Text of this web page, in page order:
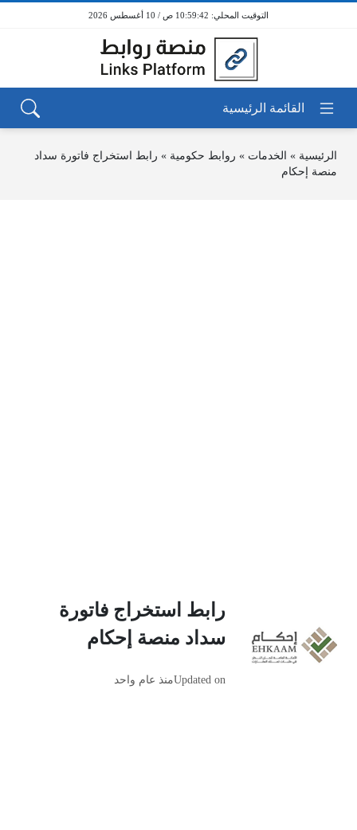
10:59:42 ص / 10 أغسطس 2026
الرئيسية » الخدمات » روابط حكومية » رابط استخراج فاتورة سداد
منصة إحكام
رابط استخراج فاتورة
سداد منصة إحكام
Updated onمنذ عام واحد